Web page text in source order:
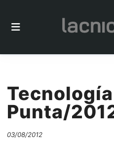
Punta/
03/08/2012